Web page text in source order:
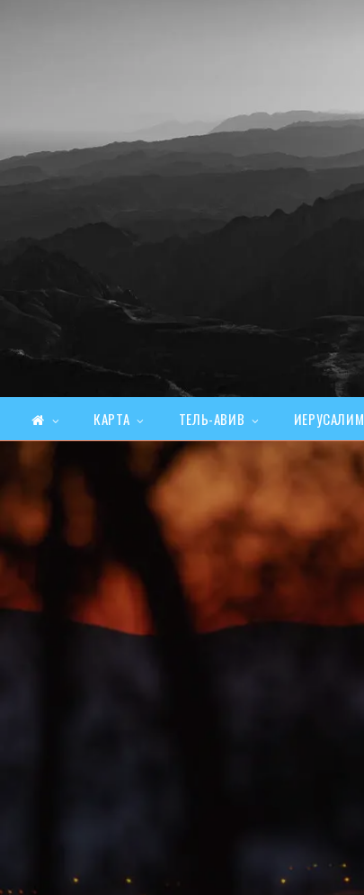
КАРТА ТЕЛЬ-АВИВ ИЕРУСАЛИМ